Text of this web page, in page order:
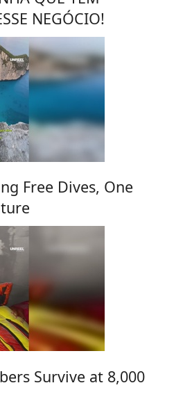
NEGÓCIO!
Free Dives, One
Survive at 8,000